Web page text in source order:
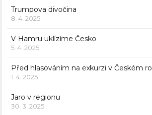
Trumpova divočina
8. 4. 2025
V Hamru uklízíme Česko
5. 4. 2025
Před hlasováním na exkurzi v Českém
1. 4. 2025
Jaro v regionu
30. 3. 2025